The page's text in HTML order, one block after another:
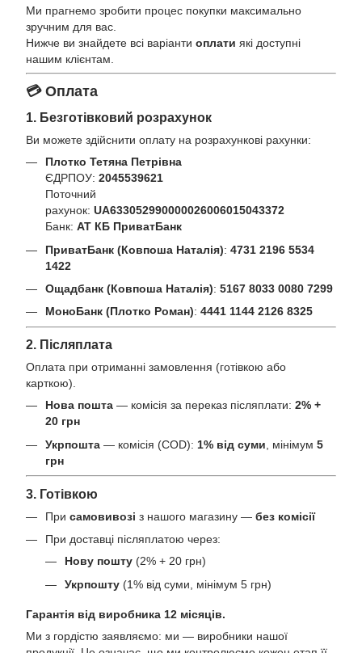
Ми прагнемо зробити процес покупки максимально
зручним для вас.
Нижче ви знайдете всі варіанти оплати які доступні
нашим клієнтам.
💳 Оплата
1. Безготівковий розрахунок
Ви можете здійснити оплату на розрахункові рахунки:
Плотко Тетяна Петрівна
ЄДРПОУ: 2045539621
Поточний
рахунок: UA633052990000026006015043372
Банк: АТ КБ ПриватБанк
ПриватБанк (Ковпоша Наталія): 4731 2196 5534
1422
Ощадбанк (Ковпоша Наталія): 5167 8033 0080 7299
МоноБанк (Плотко Роман): 4441 1144 2126 8325
2. Післяплата
Оплата при отриманні замовлення (готівкою або
карткою).
Нова пошта — комісія за переказ післяплати: 2% +
20 грн
Укрпошта — комісія (COD): 1% від суми , мінімум 5
грн
3. Готівкою
При самовивозі з нашого магазину — без комісії
При доставці післяплатою через:
Нову пошту (2% + 20 грн)
Укрпошту (1% від суми, мінімум 5 грн)
Гарантія від виробника 12 місяців.
Ми з гордістю заявляємо: ми — виробники нашої